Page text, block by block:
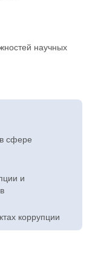
научных
сфере
и
коррупции